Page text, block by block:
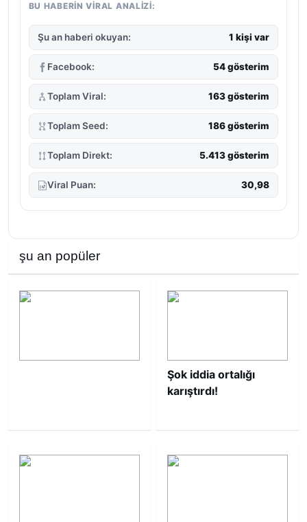
BU HABERIN VIRAL ANALIZI:
Şu an haberi okuyan: 1 kişi var
Facebook: 54 gösterim
Toplam Viral: 163 gösterim
Toplam Seed: 186 gösterim
Toplam Direkt: 5.413 gösterim
Viral Puan: 30,98
şu an popüler
Şok iddia ortalığı
karıştırdı!